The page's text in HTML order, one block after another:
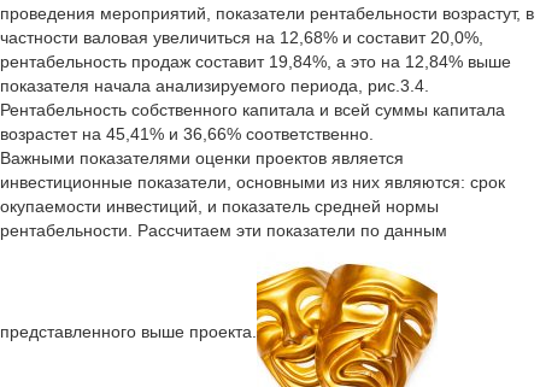
проведения мероприятий, показатели рентабельности возрастут, в
частности валовая увеличиться на 12,68% и составит 20,0%,
рентабельность продаж составит 19,84%, а это на 12,84% выше
показателя начала анализируемого периода, рис.3.4.
Рентабельность собственного капитала и всей суммы капитала
возрастет на 45,41% и 36,66% соответственно.
Важными показателями оценки проектов является
инвестиционные показатели, основными из них являются: срок
окупаемости инвестиций, и показатель средней нормы
рентабельности. Рассчитаем эти показатели по данным
представленного выше проекта.